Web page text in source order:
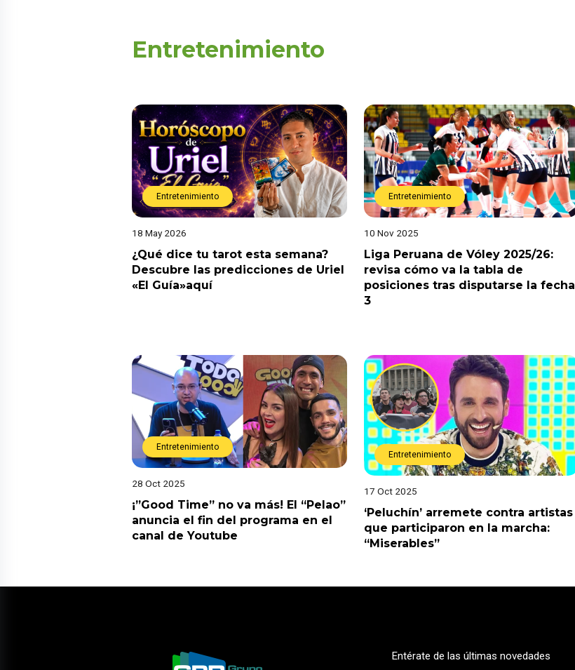
Entretenimiento
Entretenimiento
18 May 2026
¿Qué dice tu tarot esta semana?
Descubre las predicciones de Uriel
«El Guía»aquí
Entretenimiento
10 Nov 2025
Liga Peruana de Vóley 2025/26:
revisa cómo va la tabla de
posiciones tras disputarse la fecha
3
Entretenimiento
28 Oct 2025
¡”Good Time” no va más! El “Pelao”
anuncia el fin del programa en el
canal de Youtube
Entretenimiento
17 Oct 2025
‘Peluchín’ arremete contra artistas
que participaron en la marcha:
“Miserables”
Entérate de las últimas novedades